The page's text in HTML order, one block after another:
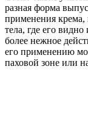
разная форма
применения крема,
тела, где его
более нежное
его применению
паховой зоне или